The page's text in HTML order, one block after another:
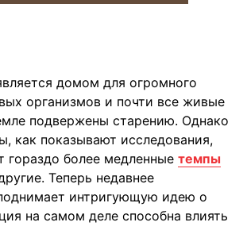
домом для огромного
организмов и почти все живые
подвержены старению. Однако
как показывают исследования,
гораздо более медленные темпы
Теперь недавнее
интригующую идею о
на самом деле способна влиять